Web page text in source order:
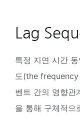
Lag
특정 지연 시간
도(the
벤트 간의 영향관
을 통해 구체적으